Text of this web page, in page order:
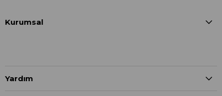
Kurumsal
Yardım